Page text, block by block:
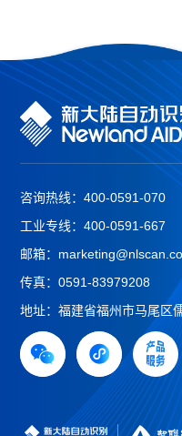
咨询热线：400-0591-070
工业专线：400-0591-667
邮箱：
传真：0591-83979208
地址：福建省福州市马尾区